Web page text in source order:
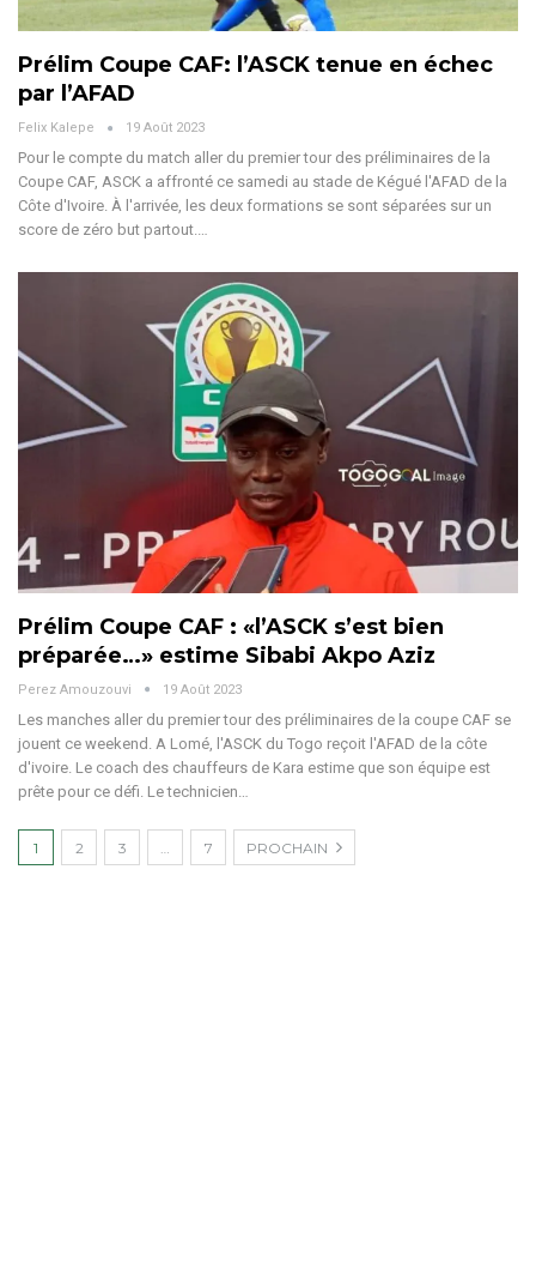
Prélim Coupe CAF: l’ASCK tenue en échec
par l’AFAD
Felix Kalepe 19 Août 2023
Pour le compte du match aller du premier tour des préliminaires de la
Coupe CAF, ASCK a affronté ce samedi au stade de Kégué l'AFAD de la
Côte d'Ivoire. À l'arrivée, les deux formations se sont séparées sur un
score de zéro but partout.…
Prélim Coupe CAF : «l’ASCK s’est bien
préparée…» estime Sibabi Akpo Aziz
Perez Amouzouvi 19 Août 2023
Les manches aller du premier tour des préliminaires de la coupe CAF se
jouent ce weekend. A Lomé, l'ASCK du Togo reçoit l'AFAD de la côte
d'ivoire. Le coach des chauffeurs de Kara estime que son équipe est
prête pour ce défi. Le technicien…
1 2 3 7 PROCHAIN